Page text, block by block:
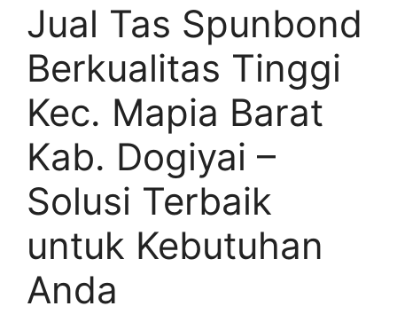
Jual Tas Spunbond
Berkualitas Tinggi
Kec. Mapia Barat
Kab. Dogiyai –
Solusi Terbaik
untuk Kebutuhan
Anda